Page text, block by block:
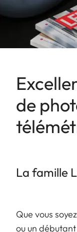
de
La famille
Que vous
ou un